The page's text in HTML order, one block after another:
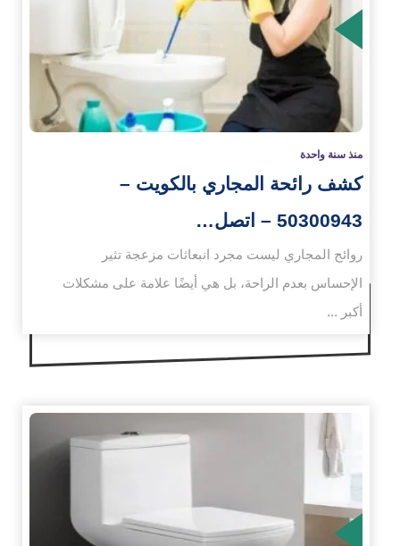
منذ سنة واحدة
كشف رائحة المجاري بالكويت –
50300943 – اتصل…
روائح المجاري ليست مجرد انبعاثات مزعجة تثير
الإحساس بعدم الراحة، بل هي أيضًا علامة على مشكلات
أكبر ...